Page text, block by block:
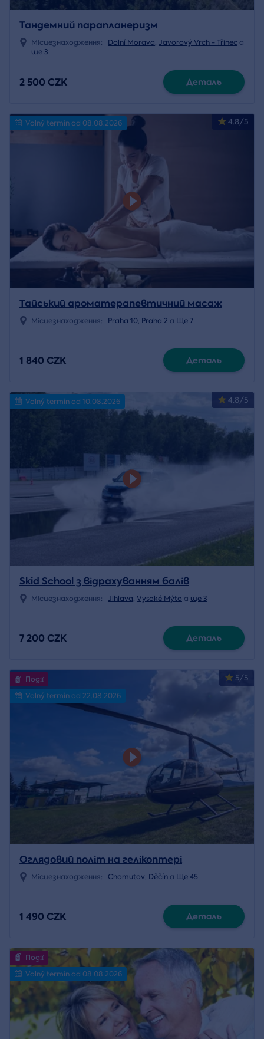
Тандемний парапланеризм
Місцезнаходження: Dolní Morava, Javorový Vrch - Třinec a
ще 3
2 500 CZK Деталь
4.8/5
Volný termín od 08.08.2026
Тайський ароматерапевтичний масаж
Місцезнаходження: Praha 10, Praha 2 a Ще 7
1 840 CZK Деталь
4.8/5
Volný termín od 10.08.2026
Skid School з відрахуванням балів
Місцезнаходження: Jihlava, Vysoké Mýto a ще 3
7 200 CZK Деталь
5/5
Події
Volný termín od 22.08.2026
Оглядовий політ на гелікоптері
Місцезнаходження: Chomutov, Děčín a Ще 45
1 490 CZK Деталь
Події
Volný termín od 08.08.2026